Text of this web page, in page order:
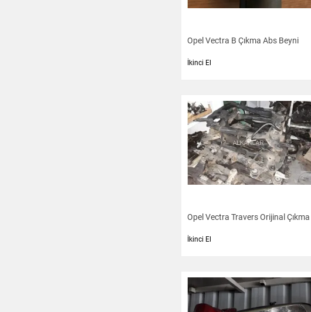
Opel Vectra B Çıkma Abs Beyni
İkinci El
Opel Vectra Travers Orijinal Çıkma
İkinci El